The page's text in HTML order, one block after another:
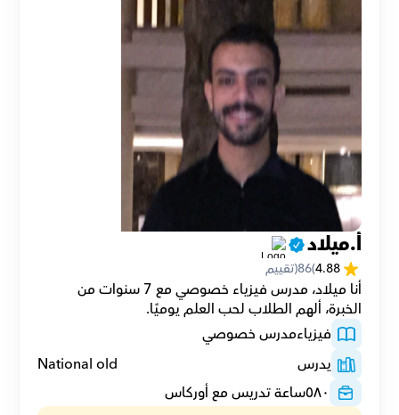
أ.ميلاد
4.88
(
86(تقييم
الخبرة، ألهم الطلاب لحب العلم يوميًا.
فيزياءمدرس خصوصي
يدرس
National old
٥٨٠ساعة تدريس مع أوركاس